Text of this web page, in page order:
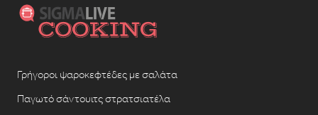
Γρήγοροι ψαροκεφτέδες με σαλάτα
Παγωτό σάντουιτς στρατσιατέλα